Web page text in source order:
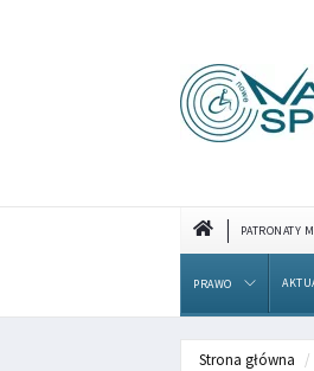
PATRONATY
PRAWO
Strona główna